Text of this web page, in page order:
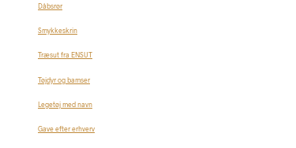
Dåbsrør
Smykkeskrin
Træsut fra ENSUT
Tøjdyr og bamser
Legetøj med navn
Gave efter erhverv